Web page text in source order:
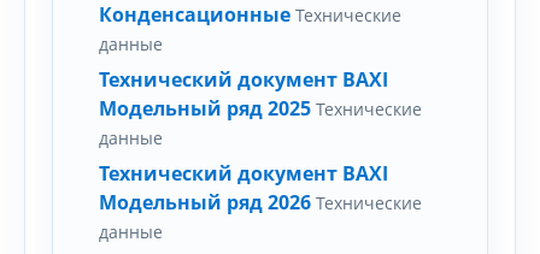
Конденсационные Технические
данные
Технический документ BAXI
Модельный ряд 2025 Технические
данные
Технический документ BAXI
Модельный ряд 2026 Технические
данные